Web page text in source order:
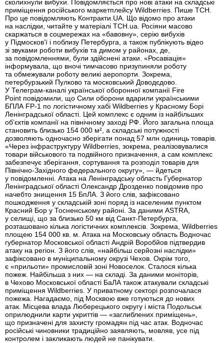
сколихнули вибухи. Повідомляється про нові атаки на складські
приміщення російського маркетплейсу Wildberries. Пише ТСН.
Про це повідомляють Контракти.UA. Що відомо про атаки
на наслідки, читайте у матеріалі ТСН.ua. Росіяни масово
скаржаться в соцмережах на «бавовну», серію вибухів
у Підмосков’ї і поблизу Петербурга, а також публікують відео
зі звуками роботи вибухів та димом у районах, де,
за повідомленнями, були здійснені атаки. «Росавіація»
інформувала, що вночі тимчасово призупиняли роботу
та обмежували роботу великі аеропорти. Зокрема,
петербурзький Пулково та московський Доводєдово.
У Телеграм-каналі української оборонної компанії Fire
Point повідомили, що Сили оборони вдарили українськими
БПЛА FP-1 по логістичному хабі Wildberries у Красному Борі
Ленінградської області. Цей комплекс є одним із найбільших
об’єктів компанії на північному заході РФ. Його загальна площа
становить близько 154 000 м², а складські потужності
дозволяють одночасно зберігати понад 57 млн одиниць товарів.
«Через інфраструктуру Wildberries, зокрема, реалізовувалися
товари військового та подвійного призначення, а сам комплекс
забезпечує зберігання, сортування та розподіл товарів для
Північно-Західного федерального округу», — йдеться
у повідомленні. Атака на Ленінградську область Губернатор
Ленінградської області Олександр Дрозденко повідомив про
начебто знищення 15 БпЛА. З його слів, зафіксовано
пошкодження у складській зоні поряд із населеним пунктом
Красний Бор у Тосненському районі. За даними ASTRA,
у селищі, що за близько 50 км від Санкт-Петербурга,
розташовано кілька логістичних комплексів. Зокрема, Wildberries
площею 154 000 кв. м. Атака на Московську область Водночас
губернатор Московської області Андрій Воробйов підтвердив
атаку на регіон. З його слів, «найбільш серйозні наслідки»
зафіксовано в муніципальному окрузі Чехов. Окрім того,
є «прильоти» промисловій зоні Новоселок. Сталося кілька
пожеж. Найбільша з них — на складі. За даними моніторів,
в Чехово Московської області БаЛА також атакували складські
приміщення Wildberries. У приватному секторі розпочалася
пожежа. Нагадаємо, під Москвою вже готуються до нових
атак. Місцева влада Люберецького округу і міста Подольськ
оприлюднили карти укриттів — «заглиблених приміщень»,
що призначені для захисту громадян під час атак. Водночас
російські чиновники традиційно заявляють, мовляв, усе під
контролем і закликають людей не панікувати.